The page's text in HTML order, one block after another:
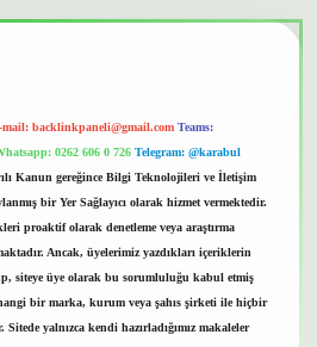
mail: backlinkpaneli@gmail.com Teams:
0262 606 0 726 Telegram: @karabul
Kanun gereğince Bilgi Teknolojileri ve İletişim
bir Yer Sağlayıcı olarak hizmet vermektedir.
proaktif olarak denetleme veya araştırma
Ancak, üyelerimiz yazdıkları içeriklerin
siteye üye olarak bu sorumluluğu kabul etmiş
bir marka, kurum veya şahıs şirketi ile hiçbir
yalnızca kendi hazırladığımız makaleler